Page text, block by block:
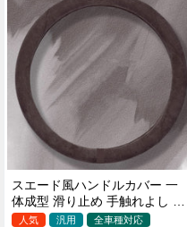
スエード風ハンドルカバー 一
体成型 滑り止め 手触れよし 吸
汗 高級感 四季汎用 35~38CM
人気 汎用 全車種対応